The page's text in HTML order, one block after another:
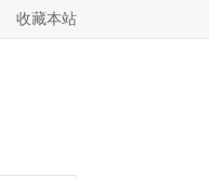
收藏本站